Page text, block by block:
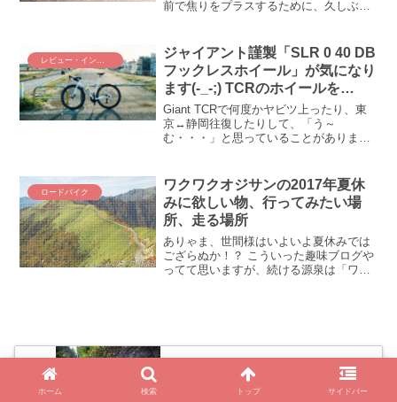
前で焦りをプラスするために、久しぶり
てしまったΣ(￣□￣|||)秦野での出会いと
は！？...
ジャイアント謹製「SLR 0 40 DB
フックレスホイール」が気になり
ます(-_-;) TCRのホイールを
Roval Rapide CLXに交換した結
果！
Giant TCRで何度かヤビツ上ったり、東
京↔静岡往復したりして、「う～
む・・・」と思っていることがありまし
らない？？ スペック的には十分軽く、高
性能に見えるのですが、どうも悩ましく
感じるのは、多分気のせい・・・気のせ
い、勘違いなんだけど！！ う～ん、気に
なってしょうがないｗ ちょっとホイール
をRovalに交換して比べてみよっせ！
ロードバイク
ワクワクオジサンの2017年夏休
みに欲しい物、行ってみたい場
所、走る場所
ありゃま、世間様はいよいよ夏休みでは
ござらぬか！？ こういった趣味ブログや
ってて思いますが、続ける源泉は「ワク
めざせ100km・3000mライド最終回！
鶴峠 & 甲武トンネル
ホーム 検索 トップ サイドバー